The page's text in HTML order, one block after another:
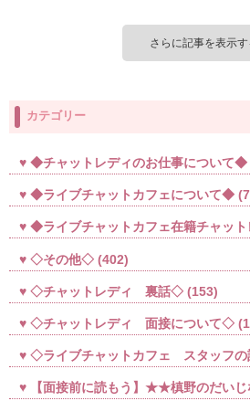
さらに記事を表示す
カテゴリー
◆チャットレディのお仕事について◆
◆ライブチャットカフェについて◆
◆ライブチャットカフェ在籍チャッ
◇その他◇ (402)
◇チャットレディ 裏話◇ (153)
◇チャットレディ 面接について◇
◇ライブチャットカフェ スタッフ
【面接前に読もう】★★槙野のだい